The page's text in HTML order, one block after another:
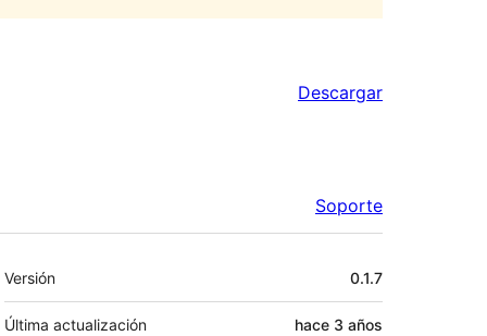
Descargar
Soporte
Meta
Versión 0.1.7
Última actualización hace 3 años